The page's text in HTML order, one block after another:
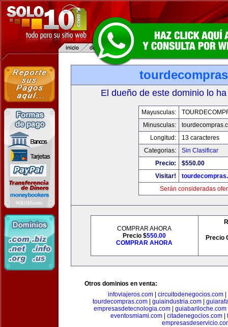
El dueño de este dominio lo
Mayusculas:
Minusculas:
Longitud:
13 caracteres
Categorias:
Sin Clasificar
Precio:
$550.00
Visitar!
Serán consideradas
COMPRAR AHORA
Precio $550.00
COMPRAR AHORA
Precio
Otros dominios en venta:
infoviajeros.com| circuitodenegocios.com|
tourdecompras.com| guiaindustria.com|
empresasdetecnologia.com| guiabariloche.com
eventosmiami.com
citadenegocios.com